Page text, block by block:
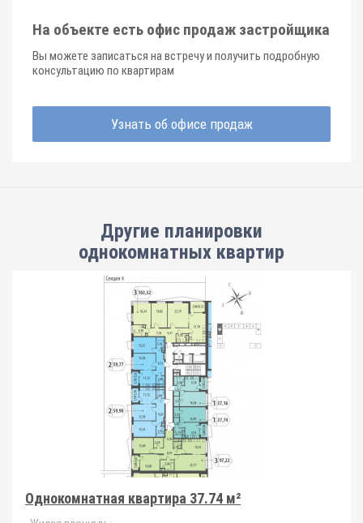
На объекте есть офис продаж застройщика
Вы можете записаться на встречу и получить подробную
консультацию по квартирам
Узнать об офисе продаж
Другие планировки
однокомнатных квартир
Однокомнатная квартира 37.74 м²